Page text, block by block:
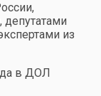
из
в ДОЛ